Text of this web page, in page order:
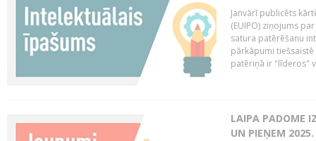
Janvārī publicēts
(EUIPO) ziņojums
satura patērēšanu
pārkāpumi
patēriņā ir "līderos"
LAIPA PADOME
UN PIEŅEM